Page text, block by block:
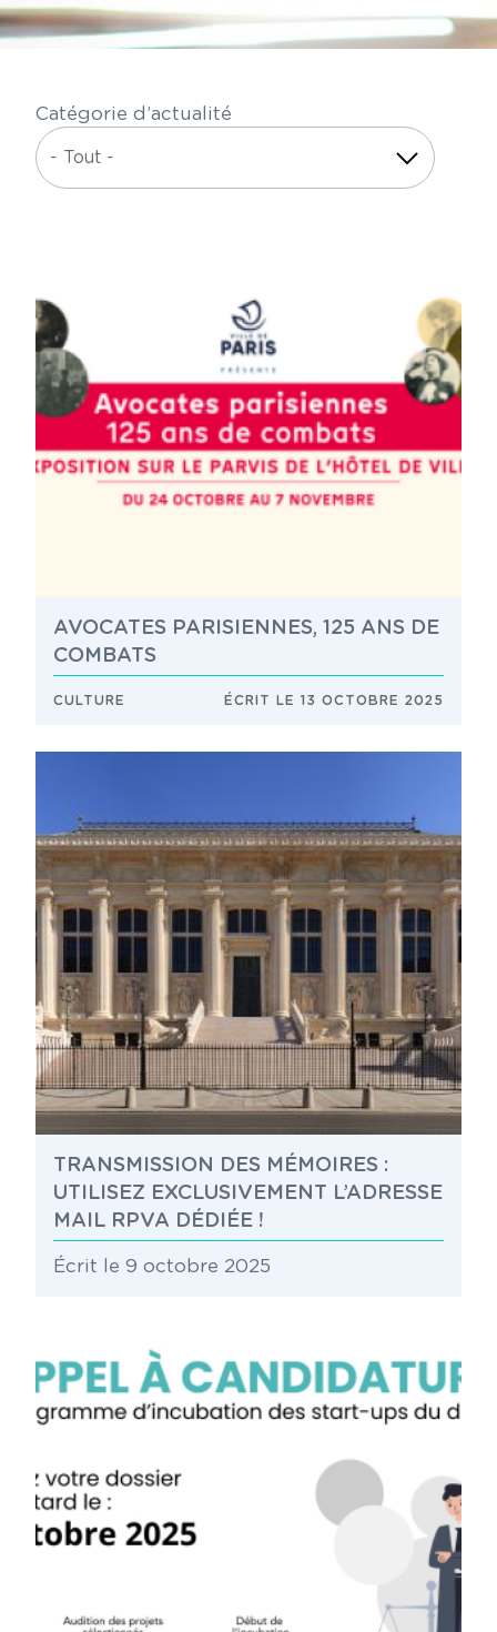
Catégorie d’actualité
AVOCATES PARISIENNES, 125 ANS DE
COMBATS
CULTURE ÉCRIT LE 13 OCTOBRE 2025
TRANSMISSION DES MÉMOIRES :
UTILISEZ EXCLUSIVEMENT L’ADRESSE
MAIL RPVA DÉDIÉE !
Écrit le 9 octobre 2025